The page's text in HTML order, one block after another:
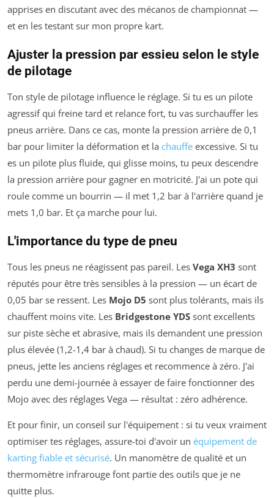
apprises en discutant avec des mécanos de championnat —
et en les testant sur mon propre kart.
Ajuster la pression par essieu selon le style
de pilotage
Ton style de pilotage influence le réglage. Si tu es un pilote
agressif qui freine tard et relance fort, tu vas surchauffer les
pneus arrière. Dans ce cas, monte la pression arrière de 0,1
bar pour limiter la déformation et la chauffe excessive. Si tu
es un pilote plus fluide, qui glisse moins, tu peux descendre
la pression arrière pour gagner en motricité. J'ai un pote qui
roule comme un bourrin — il met 1,2 bar à l'arrière quand je
mets 1,0 bar. Et ça marche pour lui.
L'importance du type de pneu
Tous les pneus ne réagissent pas pareil. Les Vega XH3 sont
réputés pour être très sensibles à la pression — un écart de
0,05 bar se ressent. Les Mojo D5 sont plus tolérants, mais ils
chauffent moins vite. Les Bridgestone YDS sont excellents
sur piste sèche et abrasive, mais ils demandent une pression
plus élevée (1,2-1,4 bar à chaud). Si tu changes de marque de
pneus, jette les anciens réglages et recommence à zéro. J'ai
perdu une demi-journée à essayer de faire fonctionner des
Mojo avec des réglages Vega — résultat : zéro adhérence.
Et pour finir, un conseil sur l'équipement : si tu veux vraiment
optimiser tes réglages, assure-toi d'avoir un équipement de
karting fiable et sécurisé. Un manomètre de qualité et un
thermomètre infrarouge font partie des outils que je ne
quitte plus.